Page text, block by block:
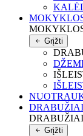
Grįžti
DRABUŽIAI
DRABUŽIAI
Grįžti